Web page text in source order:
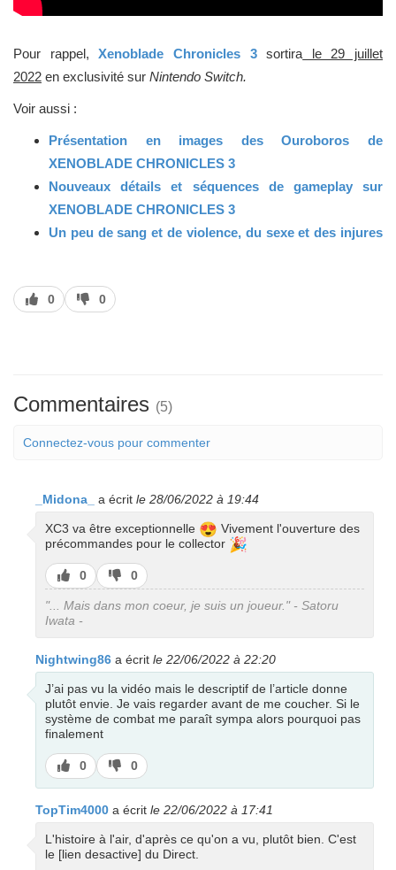
Pour rappel,Xenoblade Chronicles 3sortira le 29 juillet
2022 en exclusivité sur Nintendo Switch.
Voir aussi :
Présentation en images des Ouroboros de
XENOBLADE CHRONICLES 3
Nouveaux détails et séquences de gameplay sur
XENOBLADE CHRONICLES 3
Un peu de sang et de violence, du sexe et des injures
SPLATOON 3 sur l'eShop
J’aime
0
J’aime
pas
0
Commentaires (5)
Connectez-vous pour commenter
_Midona_ a écrit le 28/06/2022 à 19:44
XC3 va être exceptionnelle 😍 Vivement l'ouverture des
précommandes pour le collector 🎉
J’aime
0
J’aime
pas
0
"... Mais dans mon coeur, je suis un joueur." - Satoru
Iwata -
Nightwing86 a écrit le 22/06/2022 à 22:20
J’ai pas vu la vidéo mais le descriptif de l’article donne
plutôt envie. Je vais regarder avant de me coucher. Si le
système de combat me paraît sympa alors pourquoi pas
finalement
J’aime
0
J’aime
pas
0
TopTim4000 a écrit le 22/06/2022 à 17:41
L'histoire à l'air, d'après ce qu'on a vu, plutôt bien. C'est
le [lien desactive] du Direct.